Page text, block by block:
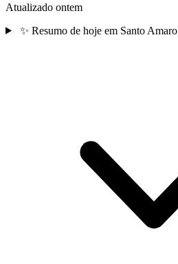
Atualizado ontem
✨ Resumo de hoje em Santo Amaro